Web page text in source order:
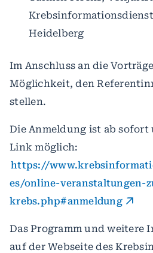
Heidelberg
Im Anschluss an die
Möglichkeit, den
stellen.
Die Anmeldung ist ab
Link möglich:
https://
es/online-veranstaltungen-
krebs.php#anmeldung
Das Programm und weitere
auf der Webseite des